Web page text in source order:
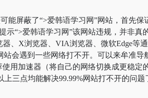
能屏蔽了“>爱韩语学习网”网站，首先
示“>爱韩语学习网”该网站违规，并非
、X浏览器、VIA浏览器、微软Edge等
会遇到一些网络打不开。可以来牟准导
用加速器（将自己的网络切换成更稳
三点均能解决99.99%网站打不开的问